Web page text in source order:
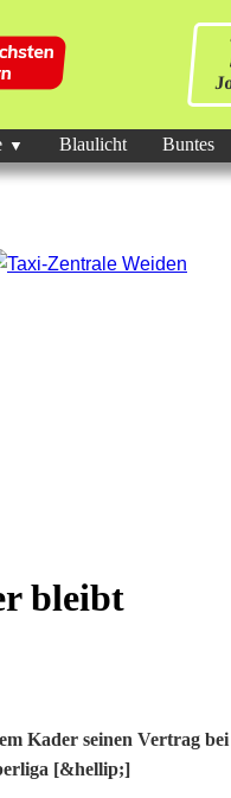
Blaulicht Buntes
bleibt
Kader seinen Vertrag
[&hellip;]